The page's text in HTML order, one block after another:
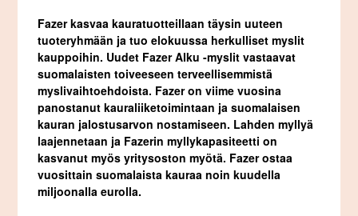
Fazer kasvaa kauratuotteillaan täysin uuteen
tuoteryhmään ja tuo elokuussa herkulliset myslit
kauppoihin. Uudet Fazer Alku -myslit vastaavat
suomalaisten toiveeseen terveellisemmistä
myslivaihtoehdoista. Fazer on viime vuosina
panostanut kauraliiketoimintaan ja suomalaisen
kauran jalostusarvon nostamiseen. Lahden myllyä
laajennetaan ja Fazerin myllykapasiteetti on
kasvanut myös yritysoston myötä. Fazer ostaa
vuosittain suomalaista kauraa noin kuudella
miljoonalla eurolla.